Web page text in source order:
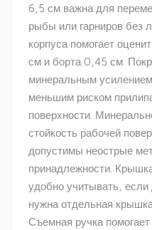
6,5 см важна для
рыбы или гарниров без
корпуса помогает
см и борта 0,45 см.
минеральным усилением
меньшим риском
поверхности.
стойкость рабочей
допустимы неострые
принадлежности.
удобно учитывать,
нужна отдельная
Съемная ручка помогает